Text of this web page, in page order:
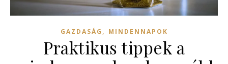
GAZDASÁG , MINDENNAPOK
Praktikus tippek a